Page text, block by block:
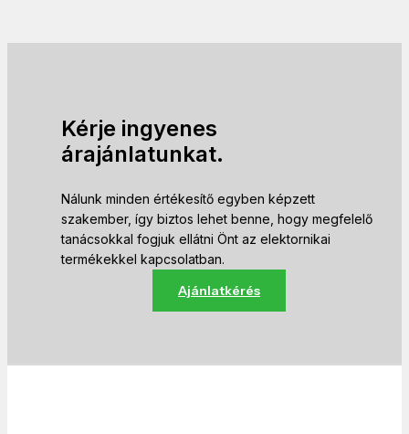
Kérje ingyenes
árajánlatunkat.
Nálunk minden értékesítő egyben képzett
szakember, így biztos lehet benne, hogy megfelelő
tanácsokkal fogjuk ellátni Önt az elektornikai
termékekkel kapcsolatban.
Ajánlatkérés